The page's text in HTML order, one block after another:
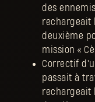
des
rechargeait
deuxième
mission «
Correctif
passait à
rechargeait